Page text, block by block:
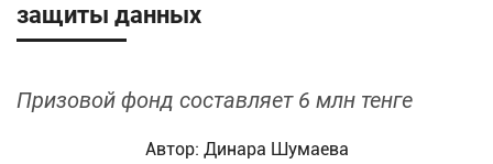
защиты данных
Призовой фонд составляет 6 млн тенге
Автор: Динара Шумаева